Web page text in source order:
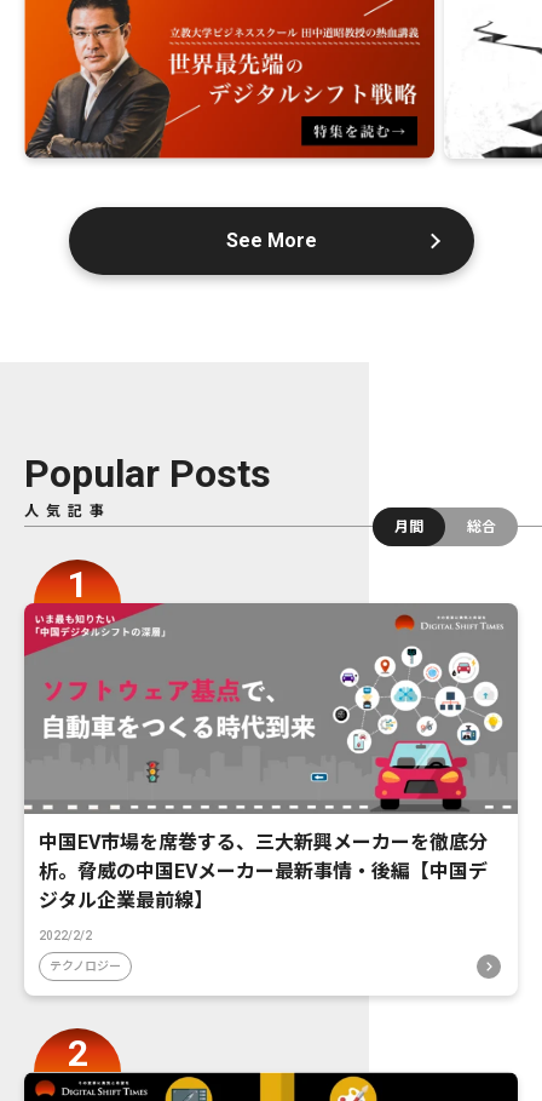
See More
Popular Posts
人気記事
月間
総合
中国EV市場を席巻する、三大新興メーカーを徹底分
析。脅威の中国EVメーカー最新事情・後編【中国デ
ジタル企業最前線】
2022/2/2
テクノロジー